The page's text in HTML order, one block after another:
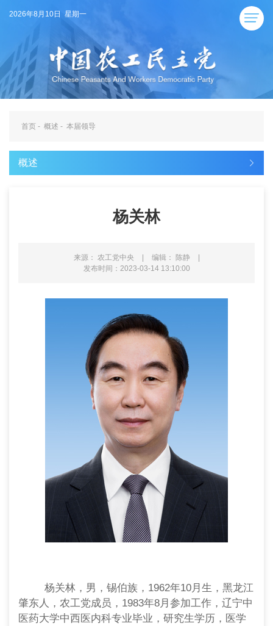
2026年8月10日 星期一
首页 - 概述 - 本届领导
概述
杨关林
来源： 农工党中央 | 编辑： 陈静
|
发布时间：2023-03-14 13:10:00
杨关林，男，锡伯族，1962年10月生，黑龙江
肇东人，农工党成员，1983年8月参加工作，辽宁中
医药大学中西医内科专业毕业，研究生学历，医学